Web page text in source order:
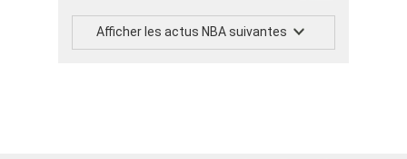
Afficher les actus NBA suivantes